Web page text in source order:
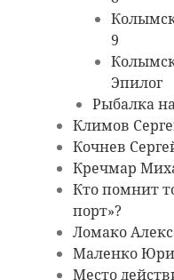
9
Эпилог
Рыбалка
Климов
Кочнев
Кречмар
Кто помнит
порт»?
Ломако
Маленко
Место